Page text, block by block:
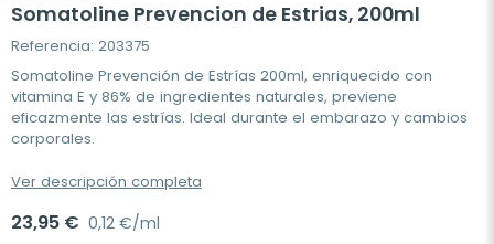
Somatoline Prevencion de Estrias, 200ml
Referencia: 203375
Somatoline Prevención de Estrías 200ml, enriquecido con
vitamina E y 86% de ingredientes naturales, previene
eficazmente las estrías. Ideal durante el embarazo y cambios
corporales.
Ver descripción completa
23,95 € 0,12 €/ml